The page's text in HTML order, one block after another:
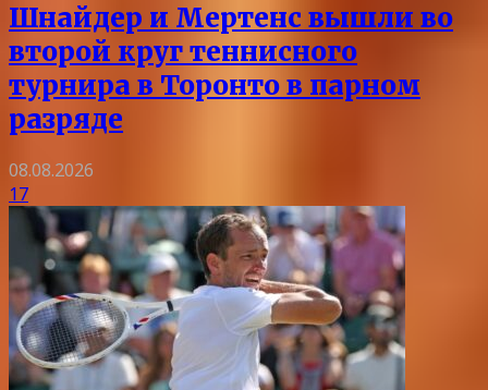
Шнайдер и Мертенс вышли во
второй круг теннисного
турнира в Торонто в парном
разряде
08.08.2026
17